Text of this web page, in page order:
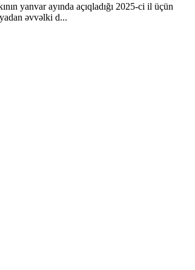
yanvar ayında açıqladığı 2025-ci il üçün
əvvəlki d...